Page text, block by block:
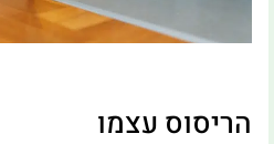
הריסוס עצמו